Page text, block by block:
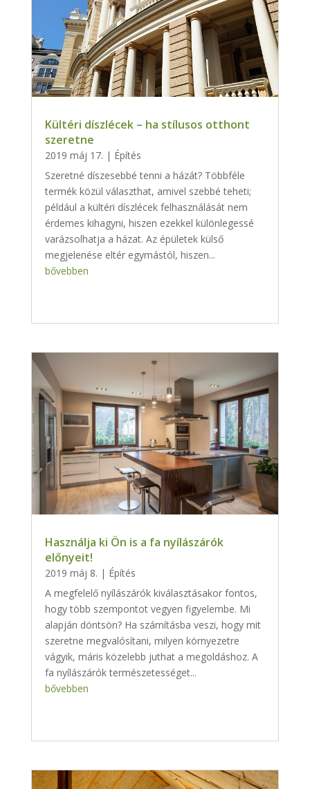
Kültéri díszlécek – ha stílusos otthont
szeretne
2019 máj 17. | Építés
Szeretné díszesebbé tenni a házát? Többféle
termék közül választhat, amivel szebbé teheti;
például a kültéri díszlécek felhasználását nem
érdemes kihagyni, hiszen ezekkel különlegessé
varázsolhatja a házat. Az épületek külső
megjelenése eltér egymástól, hiszen...
bővebben
Használja ki Ön is a fa nyílászárók
előnyeit!
2019 máj 8. | Építés
A megfelelő nyílászárók kiválasztásakor fontos,
hogy több szempontot vegyen figyelembe. Mi
alapján döntsön? Ha számításba veszi, hogy mit
szeretne megvalósítani, milyen környezetre
vágyik, máris közelebb juthat a megoldáshoz. A
fa nyílászárók természetességet...
bővebben